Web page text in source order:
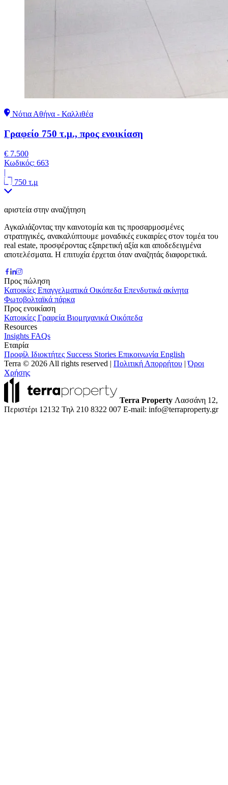
Νότια Αθήνα - Καλλιθέα
Γραφείο 750 τ.μ., προς ενοικίαση
€ 7.500
Κωδικός: 663
|
750 τ.μ
αριστεία στην αναζήτηση
Αγκαλιάζοντας την καινοτομία και τις προσαρμοσμένες
στρατηγικές, ανακαλύπτουμε μοναδικές ευκαιρίες στον τομέα του
real estate, προσφέροντας εξαιρετική αξία και αποδεδειγμένα
αποτελέσματα. Η επιτυχία έρχεται όταν αναζητάς διαφορετικά.
Προς πώληση
Κατοικίες Επαγγελματικά Οικόπεδα Επενδυτικά ακίνητα
Φωτοβολταϊκά πάρκα
Προς ενοικίαση
Κατοικίες Γραφεία Βιομηχανικά Οικόπεδα
Resources
Insights FAQs
Εταιρία
Προφίλ Ιδιοκτήτες Success Stories Επικοινωνία English
Terra © 2026 All rights reserved | Πολιτική Απορρήτου |Όροι
Χρήσης
Terra Property Λασσάνη 12,
Περιστέρι 12132 Τηλ 210 8322 007 E-mail: info@terraproperty.gr